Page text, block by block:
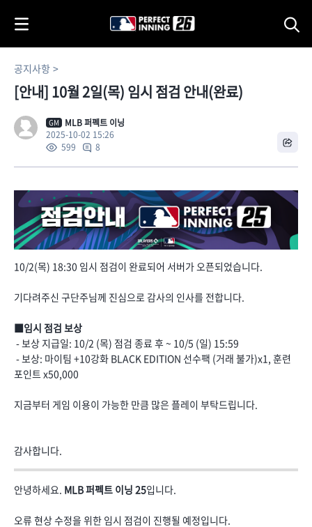
공지사항
[안내] 10월 2일(목) 임시 점검 안내(완료)
GM
MLB 퍼펙트 이닝
2025-10-02 15:26
599
8
10/2(목) 18:30 임시 점검이 완료되어 서버가 오픈되었습니다.
기다려주신 구단주님께 진심으로 감사의 인사를 전합니다.
■임시 점검 보상
- 보상 지급일: 10/2 (목) 점검 종료 후 ~ 10/5 (일) 15:59
- 보상: 마이팀 +10강화 BLACK EDITION 선수팩 (거래 불가)x1, 훈련
포인트 x50,000
지금부터 게임 이용이 가능한 만큼 많은 플레이 부탁드립니다.
감사합니다.
안녕하세요. MLB 퍼펙트 이닝 25입니다.
오류 현상 수정을 위한 임시 점검이 진행될 예정입니다.